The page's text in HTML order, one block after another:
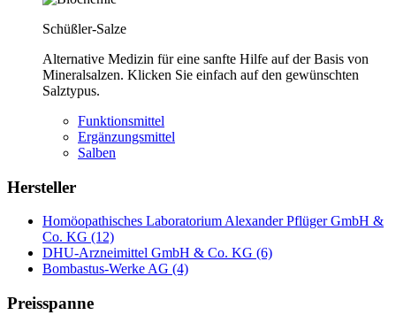
Schüßler-Salze
Alternative Medizin für eine sanfte Hilfe auf der Basis von
Mineralsalzen. Klicken Sie einfach auf den gewünschten
Salztypus.
Funktionsmittel
Ergänzungsmittel
Salben
Hersteller
Homöopathisches Laboratorium Alexander Pflüger GmbH &
Co. KG (12)
DHU-Arzneimittel GmbH & Co. KG (6)
Bombastus-Werke AG (4)
Preisspanne